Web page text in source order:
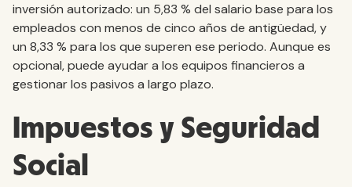
inversión autorizado: un 5,83 % del salario base para los
empleados con menos de cinco años de antigüedad, y
un 8,33 % para los que superen ese periodo. Aunque es
opcional, puede ayudar a los equipos financieros a
gestionar los pasivos a largo plazo.
Impuestos y Seguridad
Social